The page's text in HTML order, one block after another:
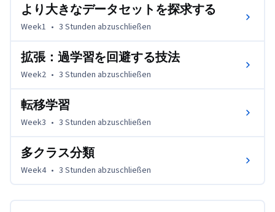
deeplearning.ai が提供する「TensorFlow in Practice 専門講
座」の講座２では、講座１で構築したコンピュータビジョ
世界の様々な形状とサイズがある画像の扱い方を探求し、
畳み込みを通過する画像がたどる行程を視覚化して、コン
ピューターがどのようにして情報を「見る」かを理解し、
損失と精度をプロットし、拡張とDropoutなど、過学習を
防ぐための戦略を探求します。最後に、講座２では転移学
習を紹介し、学習した特徴をモデルから抽出する方法を学
アンドリュー・エンの「 The Machine Learning（機械学
より大きなデータセットを探求する
Week1 • 3 Stunden abzuschließen
拡張：過学習を回避する技法
Week2 • 3 Stunden abzuschließen
転移学習
Week3 • 3 Stunden abzuschließen
多クラス分類
Week4 • 3 Stunden abzuschließen